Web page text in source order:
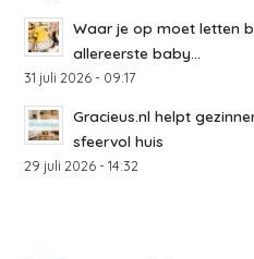
Waar je op moet letten
allereerste baby...
31 juli 2026 - 09:17
Gracieus.nl helpt
sfeervol huis
29 juli 2026 - 14:32